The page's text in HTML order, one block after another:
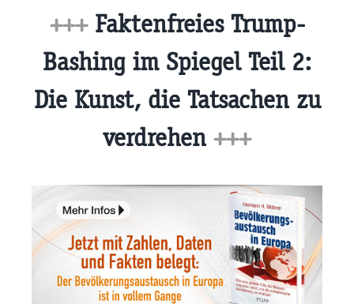
+++Faktenfreies Trump-
Bashing im Spiegel Teil 2:
Die Kunst, die Tatsachen zu
verdrehen +++